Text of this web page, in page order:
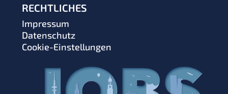
RECHTLICHES
Impressum
Datenschutz
Cookie-Einstellungen